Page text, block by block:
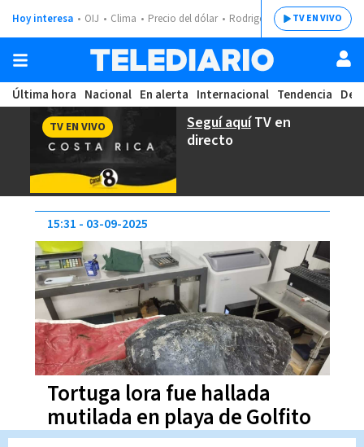
Hoy interesa OIJ Clima Precio del dólar Rodrigo ChavesTV EN VIVO
Última hora Nacional En alerta Internacional Tendencia
Seguí aquíTV en
directo
TV EN VIVO
Tortuga lora fue hallada
mutilada en playa de Golfito
15:31 03-09-2025